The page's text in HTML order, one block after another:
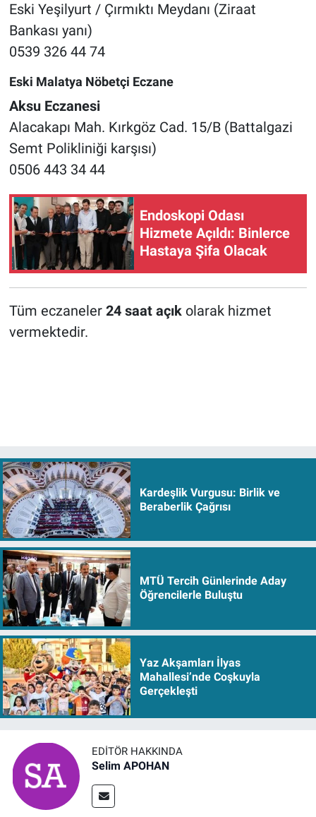
Eski Yeşilyurt / Çırmıktı Meydanı (Ziraat
Bankası yanı)
0539 326 44 74
Eski Malatya Nöbetçi Eczane
Aksu Eczanesi
Alacakapı Mah. Kırkgöz Cad. 15/B (Battalgazi
Semt Polikliniği karşısı)
0506 443 34 44
Endoskopi Odası
Hizmete Açıldı: Binlerce
Hastaya Şifa Olacak
Tüm eczaneler 24 saat açıkolarak hizmet
vermektedir.
Kardeşlik Vurgusu: Birlik ve
Beraberlik Çağrısı
MTÜ Tercih Günlerinde Aday
Öğrencilerle Buluştu
Yaz Akşamları İlyas
Mahallesi’nde Coşkuyla
Gerçekleşti
EDITÖR HAKKINDA
Selim APOHAN